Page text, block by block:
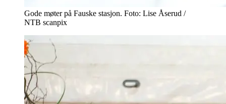
Gode møter på Fauske stasjon. Foto: Lise Åserud /
NTB scanpix